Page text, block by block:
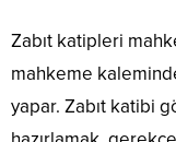
Zabıt katipleri
mahkeme
yapar. Zabıt katibi